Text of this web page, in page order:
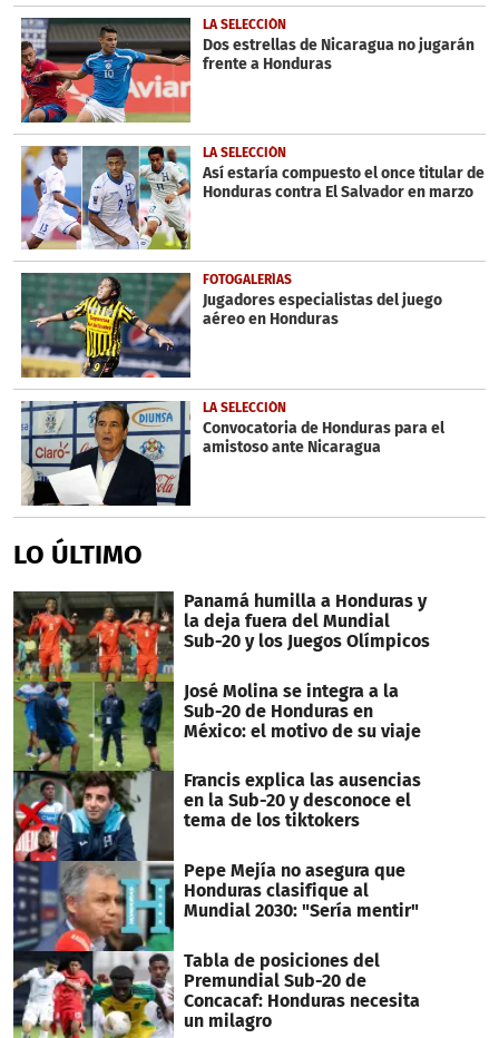
LA SELECCIÓN
Dos estrellas de Nicaragua no jugarán
frente a Honduras
LA SELECCIÓN
Así estaría compuesto el once titular de
Honduras contra El Salvador en marzo
FOTOGALERÍAS
Jugadores especialistas del juego
aéreo en Honduras
LA SELECCIÓN
Convocatoria de Honduras para el
amistoso ante Nicaragua
LO ÚLTIMO
Panamá humilla a Honduras y
la deja fuera del Mundial
Sub-20 y los Juegos Olímpicos
José Molina se integra a la
Sub-20 de Honduras en
México: el motivo de su viaje
Francis explica las ausencias
en la Sub-20 y desconoce el
tema de los tiktokers
Pepe Mejía no asegura que
Honduras clasifique al
Mundial 2030: "Sería mentir"
Tabla de posiciones del
Premundial Sub-20 de
Concacaf: Honduras necesita
un milagro